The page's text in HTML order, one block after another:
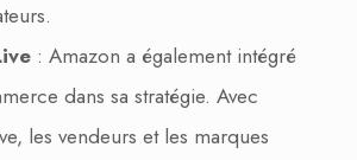
: Amazon a également intégré
dans sa stratégie. Avec
les vendeurs et les marques